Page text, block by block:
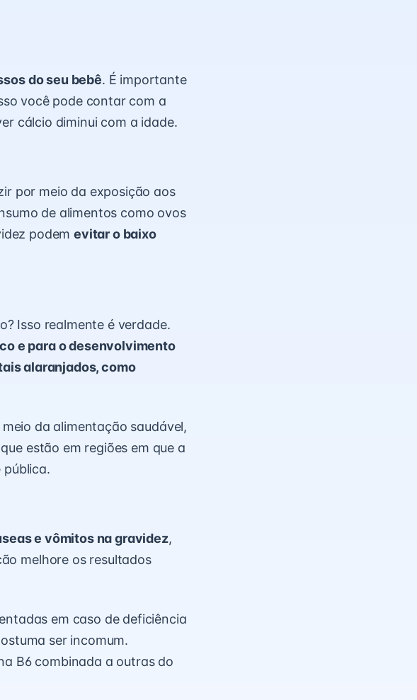
do seu bebê. É importante
você pode contar com a
cálcio diminui com a idade.
por meio da exposição aos
de alimentos como ovos
podemevitar o baixo
Isso realmente é verdade.
e para o desenvolvimento
alaranjados, como
da alimentação saudável,
estão em regiões em que a
pública.
e vômitos na gravidez,
melhore os resultados
em caso de deficiência
ser incomum.
B6 combinada a outras do